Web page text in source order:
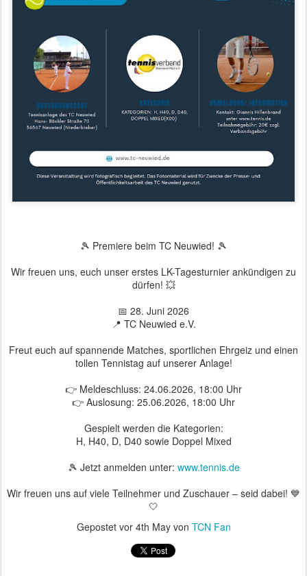
🎾 Premiere beim TC Neuwied! 🎾
Wir freuen uns, euch unser erstes LK-Tagesturnier ankündigen zu
dürfen! 💥
📅 28. Juni 2026
📍 TC Neuwied e.V.
Freut euch auf spannende Matches, sportlichen Ehrgeiz und einen
tollen Tennistag auf unserer Anlage!
👉 Meldeschluss: 24.06.2026, 18:00 Uhr
👉 Auslosung: 25.06.2026, 18:00 Uhr
Gespielt werden die Kategorien:
H, H40, D, D40 sowie Doppel Mixed
🎾 Jetzt anmelden unter: www.tennis.de
Wir freuen uns auf viele Teilnehmer und Zuschauer – seid dabei! 💙
🤍
Gepostet vor 4th Mayvon TCN Fan